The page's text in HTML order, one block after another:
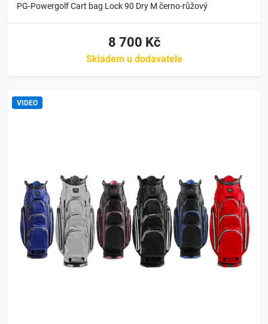
PG-Powergolf Cart bag Lock 90 Dry M černo-růžový
8 700 Kč
Skladem u dodavatele
VIDEO